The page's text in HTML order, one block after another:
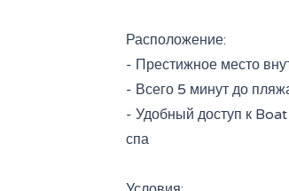
Расположение:
- Престижное место
- Всего 5 минут до
- Удобный доступ к
спа